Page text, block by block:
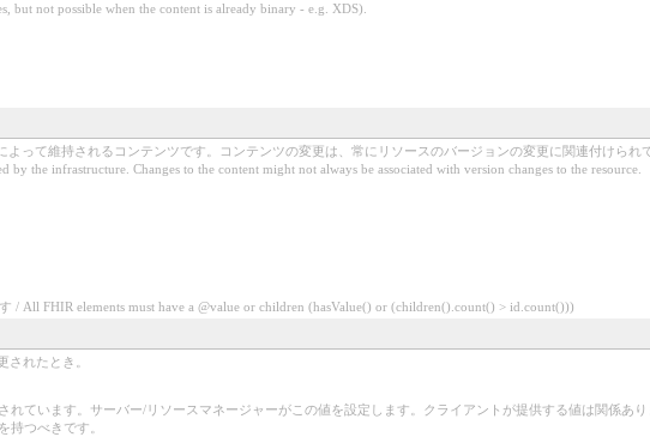
but not possible when the content is already binary - e.g. XDS).
よって維持されるコンテンツです。コンテンツの変更は、常にリソースのバージョンの変更に関連付けられ
by the infrastructure. Changes to the content might not always be associated with version changes to the resource.
/ All FHIR elements must have a @value or children (hasValue() or (children().count() > id.count()))
されたとき。
れています。サーバー/リソースマネージャーがこの値を設定します。クライアントが提供する値は関係あ
持つべきです。